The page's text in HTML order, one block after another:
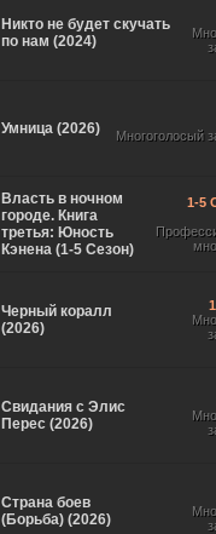
Никто не будет скучать
по нам (2024)
Умница (2026)
Многоголосый
Власть в ночном
городе. Книга
третья: Юность
Кэнена (1-5 Сезон)
1-5
Черный коралл
(2026)
Свидания с Элис
Перес (2026)
Страна боев
(Борьба) (2026)